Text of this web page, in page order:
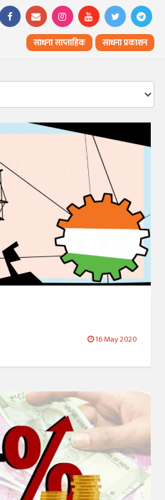
साधना साप्ताहिक साधना प्रकाशन
16 May 2020